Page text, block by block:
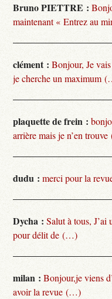
Bruno PIETTRE :
maintenant « Entrez au
clément : Bonjour, Je
je cherche un maximum
plaquette de frein :
arrière mais je n’en
dudu : merci pour la
Dycha : Salut à tous,
pour délit de (…)
milan : Bonjour,je viens
avoir la revue (…)